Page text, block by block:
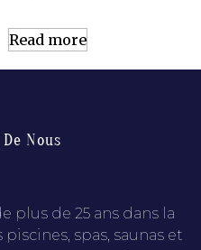
Read more
Nous
plus de 25 ans dans la
spas, saunas et